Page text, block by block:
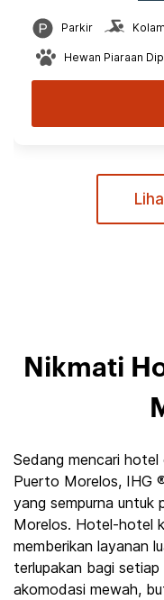
Parkir
Hewan Piaraan
Nikmati
Sedang mencari
Puerto Morelos, IHG
yang sempurna untuk
Morelos. Hotel-hotel
memberikan layanan
terlupakan bagi
akomodasi mewah,